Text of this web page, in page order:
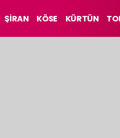
ŞİRAN KÖSE KÜRTÜN